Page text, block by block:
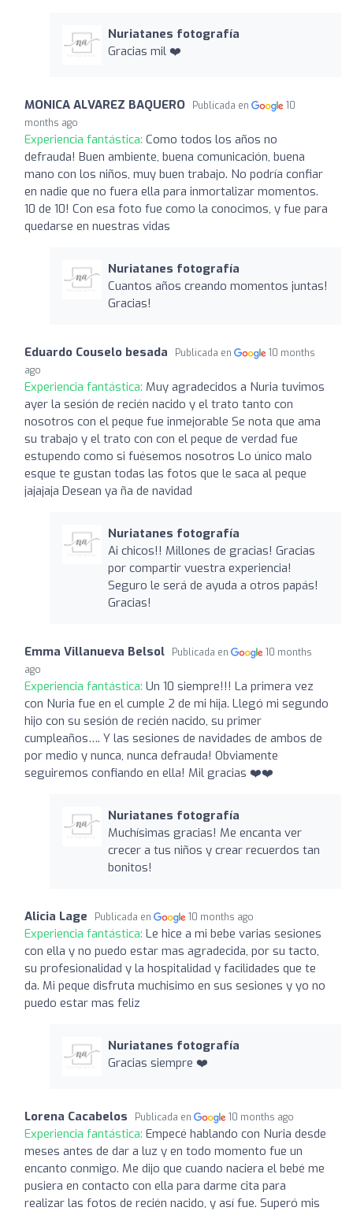
Nuriatanes fotografía
Gracias mil ❤️
MONICA ALVAREZ BAQUERO Publicada en
10
months ago
Experiencia fantástica: Como todos los años no
defrauda! Buen ambiente, buena comunicación, buena
mano con los niños, muy buen trabajo. No podría confiar
en nadie que no fuera ella para inmortalizar momentos.
10 de 10! Con esa foto fue como la conocimos, y fue para
quedarse en nuestras vidas
Nuriatanes fotografía
Cuantos años creando momentos juntas!
Gracias!
Eduardo Couselo besada Publicada en
10 months
ago
Experiencia fantástica: Muy agradecidos a Nuria tuvimos
ayer la sesión de recién nacido y el trato tanto con
nosotros con el peque fue inmejorable Se nota que ama
su trabajo y el trato con con el peque de verdad fue
estupendo como si fuésemos nosotros Lo único malo
esque te gustan todas las fotos que le saca al peque
jajajaja Desean ya ña de navidad
Nuriatanes fotografía
Ai chicos!! Millones de gracias! Gracias
por compartir vuestra experiencia!
Seguro le será de ayuda a otros papás!
Gracias!
Emma Villanueva Belsol Publicada en
10 months
ago
Experiencia fantástica: Un 10 siempre!!! La primera vez
con Nuria fue en el cumple 2 de mi hija. Llegó mi segundo
hijo con su sesión de recién nacido, su primer
cumpleaños…. Y las sesiones de navidades de ambos de
por medio y nunca, nunca defrauda! Obviamente
seguiremos confiando en ella! Mil gracias ❤️❤️
Nuriatanes fotografía
Muchísimas gracias! Me encanta ver
crecer a tus niños y crear recuerdos tan
bonitos!
Alicia Lage Publicada en 10 months ago
Experiencia fantástica: Le hice a mi bebe varias sesiones
con ella y no puedo estar mas agradecida, por su tacto,
su profesionalidad y la hospitalidad y facilidades que te
da. Mi peque disfruta muchisimo en sus sesiones y yo no
puedo estar mas feliz
Nuriatanes fotografía
Gracias siempre ❤️
Lorena Cacabelos Publicada en 10 months ago
Experiencia fantástica: Empecé hablando con Nuria desde
meses antes de dar a luz y en todo momento fue un
encanto conmigo. Me dijo que cuando naciera el bebé me
pusiera en contacto con ella para darme cita para
realizar las fotos de recién nacido, y así fue. Superó mis